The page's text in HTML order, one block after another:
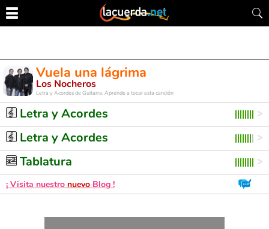
Vuela una lágrima
Los Nocheros
Letra y Acordes de Guitarra. Aprende a tocar esta canción
Letra y Acordes
Letra y Acordes
Tablatura
¡ Visita nuestro nuevo Blog !